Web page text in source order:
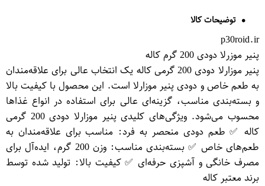
توضیحات کالا
p30roid.ir
پنیر موزرلا دودی 200 گرم کاله
پنیر موزارلا دودی 200 گرمی کاله یک انتخاب عالی برای علاقه‌مندان
به طعم خاص و دودی پنیر موزارلا است. این محصول با کیفیت بالا
و بسته‌بندی مناسب، گزینه‌ای عالی برای استفاده در انواع غذاها
محسوب می‌شود. ویژگی‌های کلیدی پنیر موزارلا دودی 200 گرمی
کاله ✅ طعم دودی منحصر به فرد: مناسب برای علاقه‌مندان به
طعم‌های خاص ✅ بسته‌بندی مناسب: وزن 200 گرم، ایده‌آل برای
مصرف خانگی و آشپزی حرفه‌ای ✅ کیفیت بالا: تولید شده توسط
برند معتبر کاله